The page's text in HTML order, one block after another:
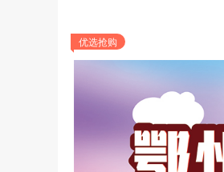
优选抢购